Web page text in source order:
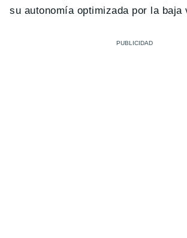
su autonomía optimizada por la baja